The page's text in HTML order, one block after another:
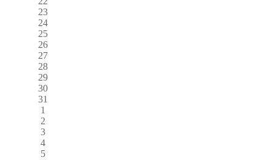
23
24
25
26
27
28
29
30
31
1
2
3
4
5